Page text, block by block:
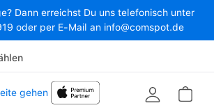
Dann erreichst Du uns telefonisch unter
oder per E-Mail an info@comspot.de